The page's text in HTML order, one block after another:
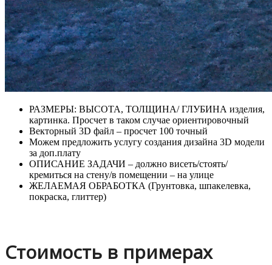
РАЗМЕРЫ: ВЫСОТА, ТОЛЩИНА/ ГЛУБИНА изделия,
картинка. Просчет в таком случае ориентировочный
Векторный 3D файл – просчет 100 точный
Можем предложить услугу создания дизайна 3D модели
за доп.плату
ОПИСАНИЕ ЗАДАЧИ – должно висеть/стоять/
кремиться на стену/в помещении – на улице
ЖЕЛАЕМАЯ ОБРАБОТКА (Грунтовка, шпакелевка,
покраска, глиттер)
Стоимость в примерах